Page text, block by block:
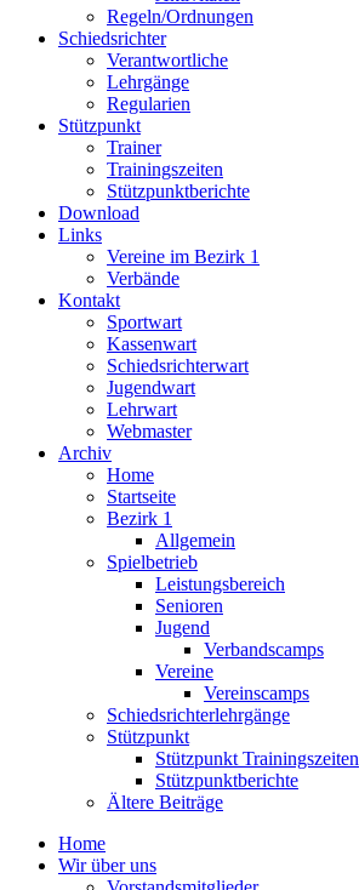
Regeln/Ordnungen
Schiedsrichter
Verantwortliche
Lehrgänge
Regularien
Stützpunkt
Trainer
Trainingszeiten
Stützpunktberichte
Download
Links
Vereine im Bezirk 1
Verbände
Kontakt
Sportwart
Kassenwart
Schiedsrichterwart
Jugendwart
Lehrwart
Webmaster
Archiv
Home
Startseite
Bezirk 1
Allgemein
Spielbetrieb
Leistungsbereich
Senioren
Jugend
Verbandscamps
Vereine
Vereinscamps
Schiedsrichterlehrgänge
Stützpunkt
Stützpunkt Trainingszeiten
Stützpunktberichte
Ältere Beiträge
Home
Wir über uns